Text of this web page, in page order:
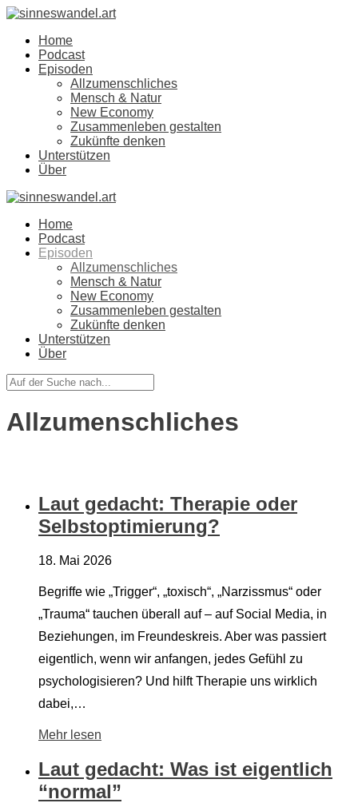
Home
Podcast
Episoden
Allzumenschliches
Mensch & Natur
New Economy
Zusammenleben gestalten
Zukünfte denken
Unterstützen
Über
Home
Podcast
Episoden
Allzumenschliches
Mensch & Natur
New Economy
Zusammenleben gestalten
Zukünfte denken
Unterstützen
Über
Allzumenschliches
Laut gedacht: Therapie oder
Selbstoptimierung?
18. Mai 2026
Begriffe wie „Trigger“, „toxisch“, „Narzissmus“ oder
„Trauma“ tauchen überall auf – auf Social Media, in
Beziehungen, im Freundeskreis. Aber was passiert
eigentlich, wenn wir anfangen, jedes Gefühl zu
psychologisieren? Und hilft Therapie uns wirklich
dabei,…
Mehr lesen
Laut gedacht: Was ist eigentlich
“normal”